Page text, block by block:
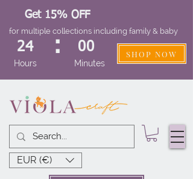
EUR (€)
Get 15% OFF
for multiple collections including family & baby
24
Hours
: 00
Minutes
SHOP NOW